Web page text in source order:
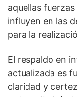
aquellas
influyen en las
para la
El respaldo en
actualizada es
claridad y